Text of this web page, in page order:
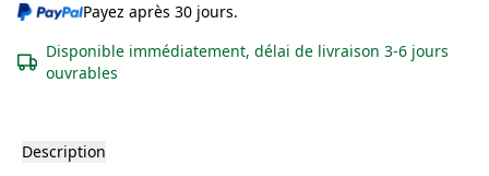
Payez après 30 jours.
Disponible immédiatement, délai de livraison 3-6 jours
ouvrables
Description